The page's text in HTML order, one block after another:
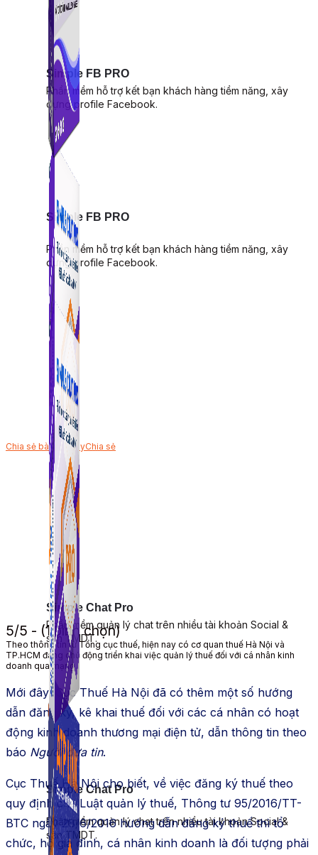
Simple FB PRO
Phần mềm hỗ trợ kết bạn khách hàng tiềm năng, xây
dựng profile Facebook.
Simple Chat Pro
Phần mềm quản lý chat trên nhiều tài khoản Social &
sàn TMDT.
Simple FB PRO
Phần mềm hỗ trợ kết bạn khách hàng tiềm năng, xây
dựng profile Facebook.
Simple Chat Pro
Phần mềm quản lý chat trên nhiều tài khoản Social &
sàn TMDT.
Chia sẻ bài viết nàyChia sẻ
5/5 - (1 bình chọn)
Theo thông tin từ Tổng cục thuế, hiện nay có cơ quan thuế Hà Nội và
TP.HCM đang chủ động triển khai việc quản lý thuế đối với cá nhân kinh
doanh qua mạng.
Mới đây, Cục Thuế Hà Nội đã có thêm một số hướng
dẫn đăng ký, kê khai thuế đối với các cá nhân có hoạt
động kinh doanh thương mại điện tử, dẫn thông tin theo
báo Người đưa tin.
Cục Thuế Hà Nội cho biết, về việc đăng ký thuế theo
quy định của Luật quản lý thuế, Thông tư 95/2016/TT-
BTC ngày 28/6/2016 hướng dẫn đăng ký thuế thì tổ
chức, hộ gia đình, cá nhân kinh doanh là đối tượng phải